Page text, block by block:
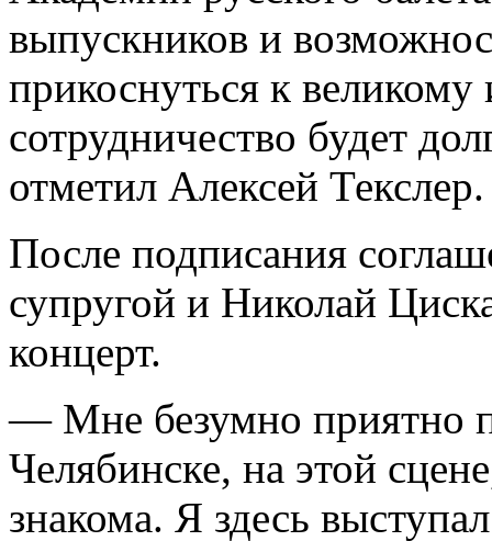
выпускников и
прикоснуться к
сотрудничество будет
отметил Алексей Текслер.
После подписания
супругой и Николай
концерт.
— Мне безумно приятно
Челябинске, на этой
знакома. Я здесь